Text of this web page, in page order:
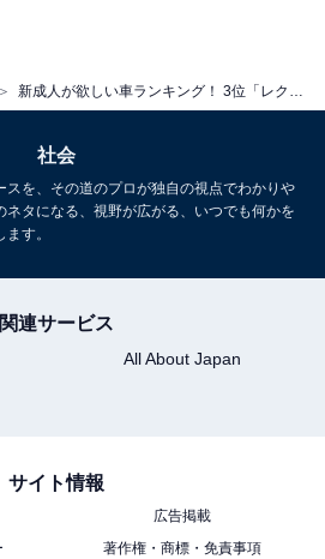
1 2
社会
スを、その道のプロが独自の視点でわかりや
タになる、視野が広がる、いつでも何かを
す。
関連サービス
All About Japan
サイト情報
広告掲載
著作権・商標・免責事項